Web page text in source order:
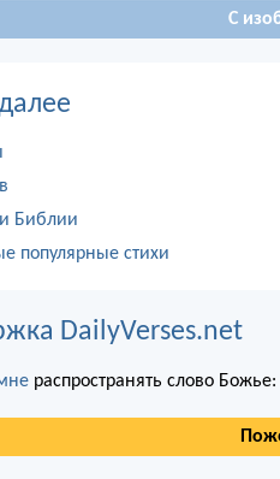
С
Библии
популярные стихи
DailyVerses.net
распространять слово Божье: